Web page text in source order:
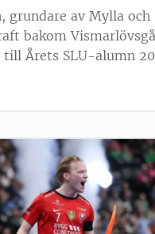
grundare av Mylla och
bakom
Årets SLU-alumn